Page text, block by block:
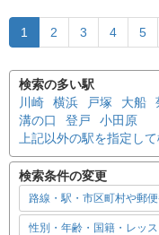
1 2 3 4 5
検索の多い駅
川崎
横浜 戸塚 大船
溝の口
登戸
小田原
上記以外の駅を指定して
検索条件の変更
路線・駅・市区町村や郵
性別・年齢・国籍・レッ